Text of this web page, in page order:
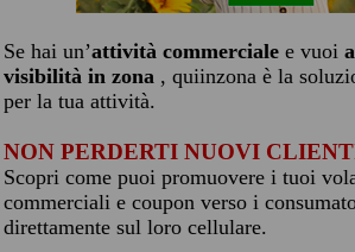
Se hai un’attività commerciale e vuoi
visibilità in zona , quiinzona è la
per la tua attività.
NON PERDERTI NUOVI
Scopri come puoi promuovere i tuoi
commerciali e coupon verso i
direttamente sul loro cellulare.